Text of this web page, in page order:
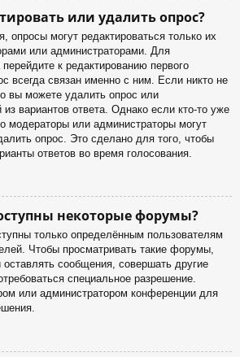
или удалить опрос?
опросы могут редактироваться только их
или администраторами. Для
к редактированию первого
всегда связан именно с ним. Если никто не
вы можете удалить опрос или
вариантов ответа. Однако если кто-то уже
модераторы или администраторы могут
опрос. Это сделано для того, чтобы
ответов во время голосования.
некоторые форумы?
только определённым пользователям
Чтобы просматривать такие форумы,
сообщения, совершать другие
специальное разрешение.
или администратором конференции для